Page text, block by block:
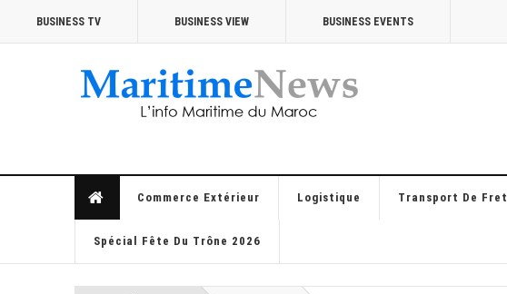
BUSINESS TV BUSINESS VIEW BUSINESS EVENTS
Commerce Extérieur Logistique Transport De Fret
Spécial Fête Du Trône 2026